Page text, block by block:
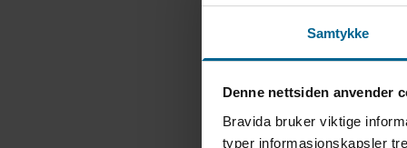
Samtykke
Denne nettsiden anvender
Bravida bruker viktige
typer informasjonskapsler
– På
kommer
fornye